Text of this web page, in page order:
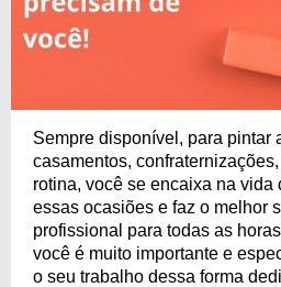
Sempre disponível, para pintar
casamentos,
rotina, você se encaixa na vida
essas ocasiões e faz o melhor
profissional para todas as
você é muito importante e
o seu trabalho dessa forma